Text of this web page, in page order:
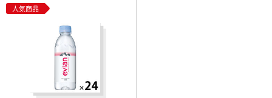
人気商品